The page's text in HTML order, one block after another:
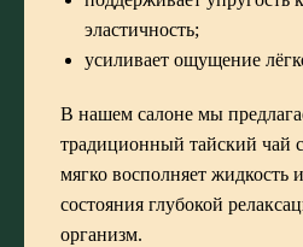
эластичность;
усиливает ощущение
В нашем салоне мы
традиционный тайский чай
мягко восполняет жидкость
состояния глубокой
организм.